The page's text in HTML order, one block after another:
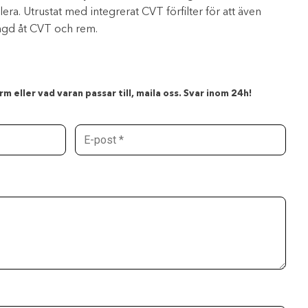
Utrustat med integrerat CVT förfilter för att även
åt CVT och rem.
eller vad varan passar till, maila oss. Svar inom 24h!